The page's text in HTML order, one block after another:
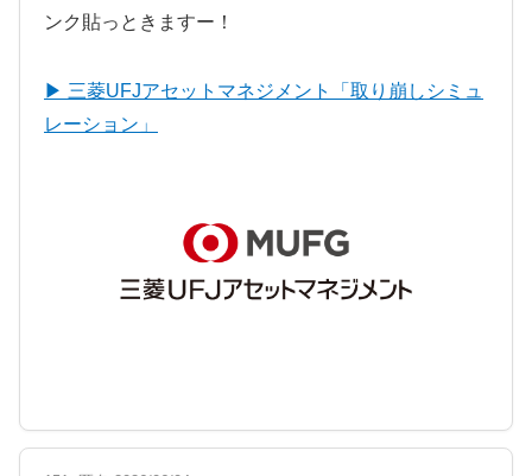
ンク貼っときますー！
▶ 三菱UFJアセットマネジメント「取り崩しシミュ
レーション」